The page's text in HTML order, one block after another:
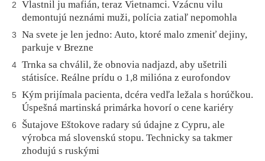
2
Vlastnil ju mafián, teraz Vietnamci. Vzácnu vilu
demontujú neznámi muži, polícia zatiaľ nepomohla
3
Na svete je len jedno: Auto, ktoré malo zmeniť dejiny,
parkuje v Brezne
4 Trnka sa chválil, že obnovia nadjazd, aby ušetrili
státisíce. Reálne prídu o 1,8 milióna z eurofondov
5
Kým prijímala pacienta, dcéra vedľa ležala s horúčkou.
Úspešná martinská primárka hovorí o cene kariéry
6
Šutajove Eštokove radary sú údajne z Cypru, ale
výrobca má slovenskú stopu. Technicky sa takmer
zhodujú s ruskými